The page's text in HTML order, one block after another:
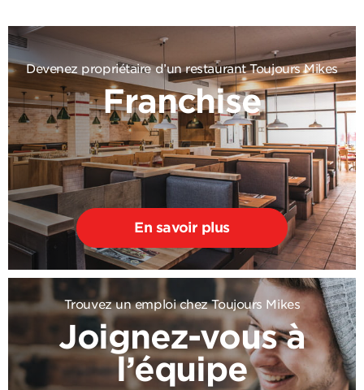
Devenez propriétaire d’un restaurant Toujours Mikes
Franchise
En savoir plus
Trouvez un emploi chez Toujours Mikes
Joignez-vous à
l’équipe